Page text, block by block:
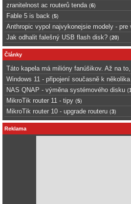
zranitelnost ac routerů tenda (6)
Fable 5 is back (5)
Anthropic vypol najvykonejsie modely - pre
Jak odhalit falešný USB flash disk? (20)
Články
Táto kapela má milióny fanúšikov. Až na
Windows 11 - připojení současně k
NAS QNAP - výměna systémového disku (
MikroTik router 11 - tipy (5)
MikroTik router 10 - upgrade routeru (3)
Reklama